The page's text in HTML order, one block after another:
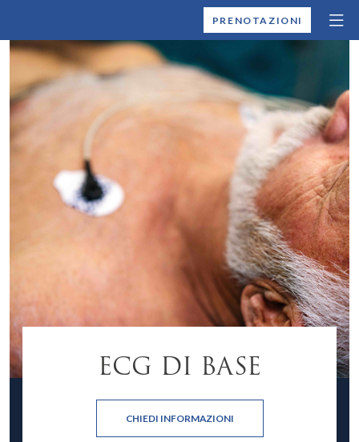
MONTALLEGROPRENOTAZIONI
ECG DI BASE
CHIEDI INFORMAZIONI